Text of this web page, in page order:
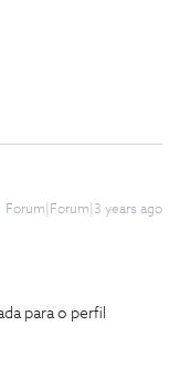
Forum|Forum|3 years ago
para o perfil